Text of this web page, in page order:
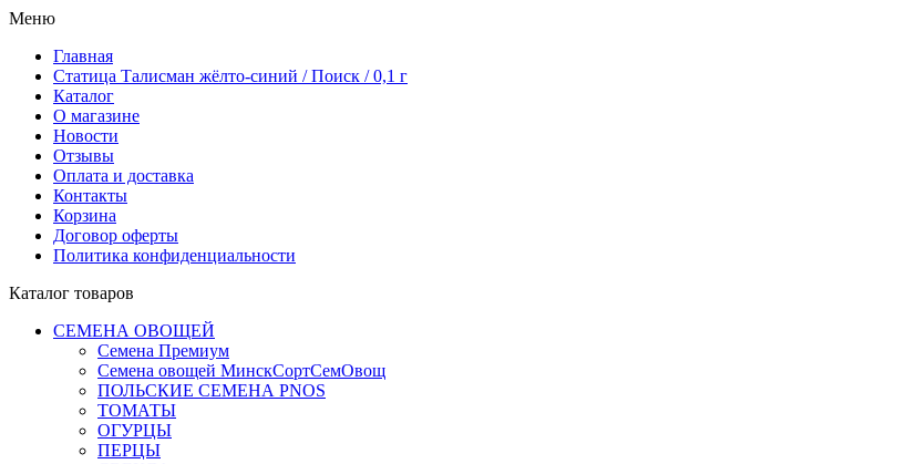
Меню
Главная
Статица Талисман жёлто-синий / Поиск / 0,1 г
Каталог
О магазине
Новости
Отзывы
Оплата и доставка
Контакты
Корзина
Договор оферты
Политика конфиденциальности
Каталог товаров
СЕМЕНА ОВОЩЕЙ
Семена Премиум
Семена овощей МинскСортСемОвощ
ПОЛЬСКИЕ СЕМЕНА PNOS
ТОМАТЫ
ОГУРЦЫ
ПЕРЦЫ